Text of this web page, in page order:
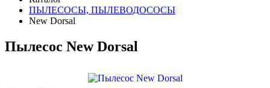
ПЫЛЕСОСЫ, ПЫЛЕВОДОСОСЫ
New Dorsal
Пылесос New Dorsal